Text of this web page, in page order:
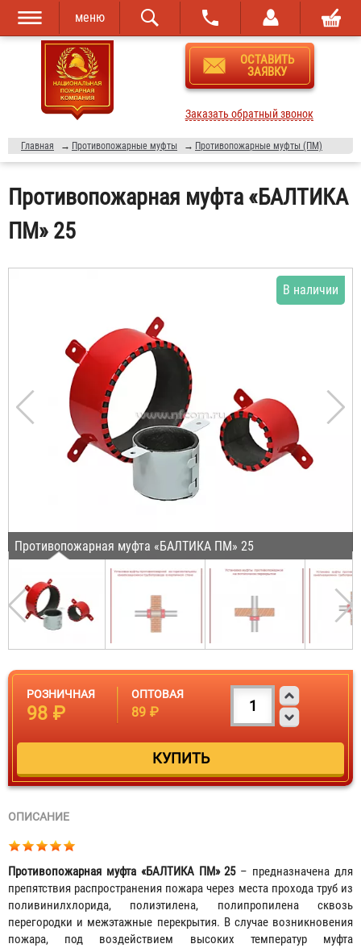
Перейти к
основному
содержанию
Skip to
navigation
меню
ОСТАВИТЬ
ЗАЯВКУ
Заказать обратный звонок
Главная → Противопожарные муфты → Противопожарные муфты (ПМ)
Противопожарная муфта «БАЛТИКА
ПМ» 25
Противопожарная муфта «БАЛТИКА ПМ» 25
В наличии
РОЗНИЧНАЯ
98 ₽
ОПТОВАЯ
89 ₽
ОПИСАНИЕ
Противопожарная муфта «БАЛТИКА ПМ» 25– предназначена для
препятствия распространения пожара через места прохода труб из
поливинилхлорида, полиэтилена, полипропилена сквозь
перегородки и межэтажные перекрытия. В случае возникновения
пожара, под воздействием высоких температур муфта